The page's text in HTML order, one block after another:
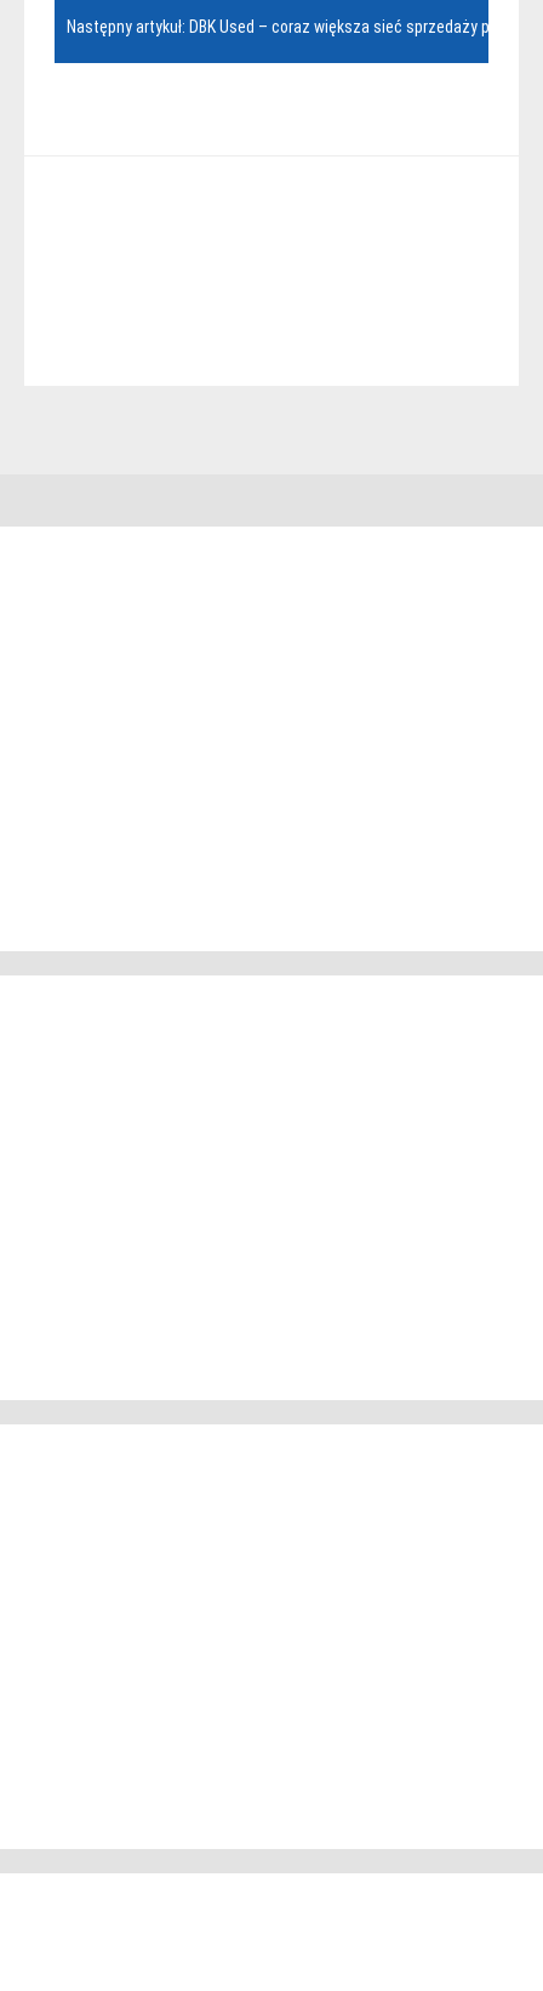
Następny artykuł: DBK Used – coraz większa sieć sprzedaży